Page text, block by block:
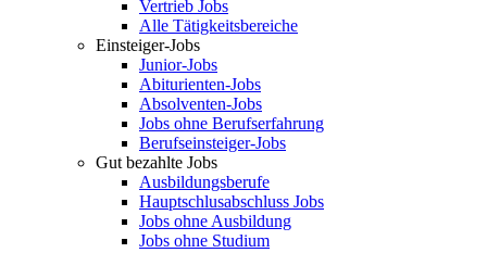
Vertrieb Jobs
Alle Tätigkeitsbereiche
Einsteiger-Jobs
Junior-Jobs
Abiturienten-Jobs
Absolventen-Jobs
Jobs ohne Berufserfahrung
Berufseinsteiger-Jobs
Gut bezahlte Jobs
Ausbildungsberufe
Hauptschlusabschluss Jobs
Jobs ohne Ausbildung
Jobs ohne Studium